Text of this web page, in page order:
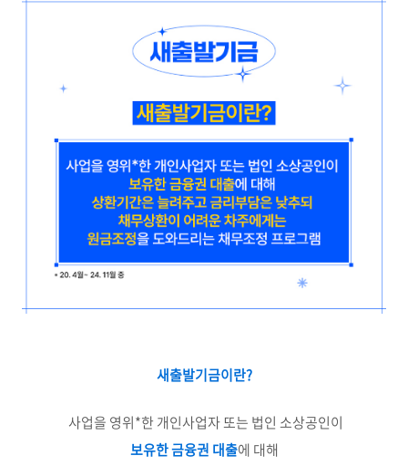
새출발기금이란?
사업을 영위*한 개인사업자 또는 법인 소상공인이
보유한 금융권 대출에 대해